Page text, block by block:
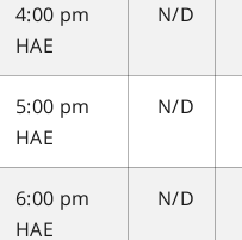
4:00 pm
HAE
N/D
5:00 pm
HAE
N/D
6:00 pm
HAE
N/D